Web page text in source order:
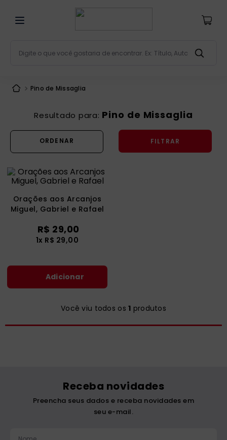
Pino de Missaglia
Pino de Missaglia
FILTRAR
Orações aos Arcanjos
Miguel, Gabriel e Rafael
R$ 29,00
1x R$ 29,00
Adicionar
Você viu todos os1 produtos
Receba novidades
Preencha seus dados e receba novidades em
seu e-mail.
º bíblia
terço
6º imagens
7º patristica
8 biblia pastoral
catequese